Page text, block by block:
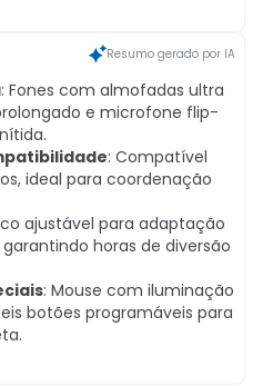
Resumo gerado por IA
: Fones com almofadas ultra
e microfone flip-
: Compatível
ideal para coordenação
ajustável para adaptação
horas de diversão
: Mouse com iluminação
botões programáveis para